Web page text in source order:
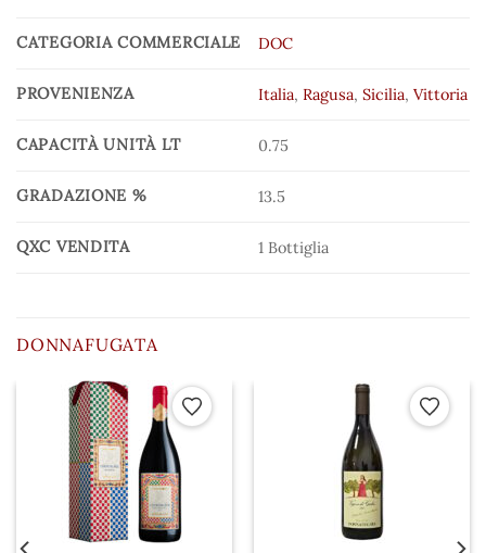
CATEGORIA COMMERCIALE DOC
PROVENIENZA Italia,Ragusa,Sicilia,Vittoria
CAPACITÀ UNITÀ LT 0.75
GRADAZIONE % 13.5
QXC VENDITA 1 Bottiglia
DONNAFUGATA
Aggiungi ai preferiti
ai preferiti